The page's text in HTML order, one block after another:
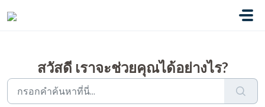
สวัสดี เราจะช่วยคุณได้อย่างไร?